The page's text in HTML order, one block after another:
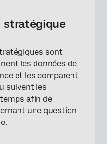
stratégique
sont
les données de
et les comparent
suivent les
afin de
une question